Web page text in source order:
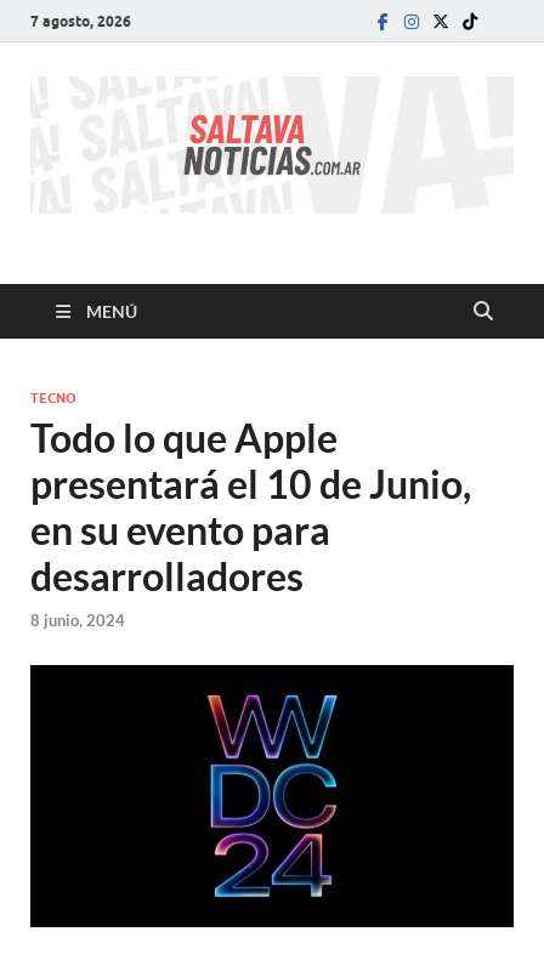
7 agosto, 2026
SALTA VA!
MENÚ
TECNO
Todo lo que Apple
presentará el 10 de Junio,
en su evento para
desarrolladores
8 junio, 2024